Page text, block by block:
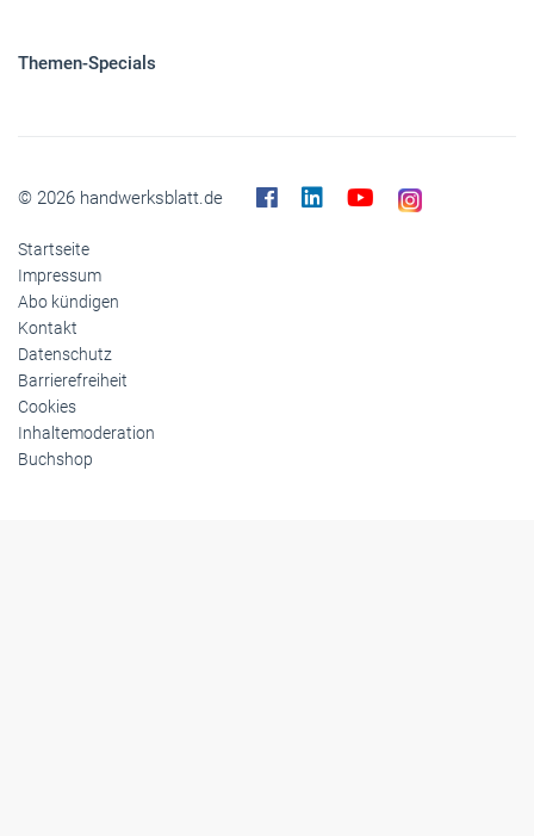
Themen-Specials
© 2026 handwerksblatt.de
Startseite
Impressum
Abo kündigen
Kontakt
Datenschutz
Barrierefreiheit
Cookies
Inhaltemoderation
Buchshop